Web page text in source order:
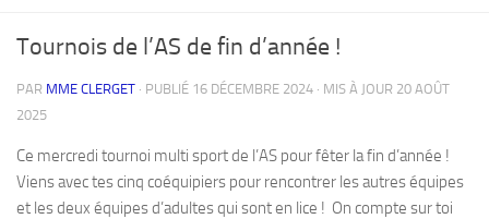
Tournois de l’AS de fin d’année !
PAR MME CLERGET · PUBLIÉ 16 DÉCEMBRE 2024 · MIS À JOUR 20 AOÛT
2025
Ce mercredi tournoi multi sport de l’AS pour fêter la fin d’année !
Viens avec tes cinq coéquipiers pour rencontrer les autres équipes
et les deux équipes d’adultes qui sont en lice ! On compte sur toi